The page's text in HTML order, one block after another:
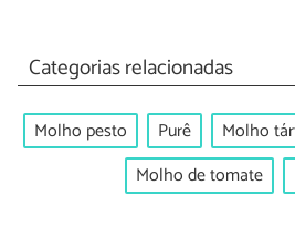
Categorias relacionadas
Molho pesto Purê Molho
Molho de tomate